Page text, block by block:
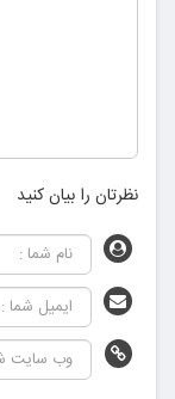
نظرتان را بیان کنید